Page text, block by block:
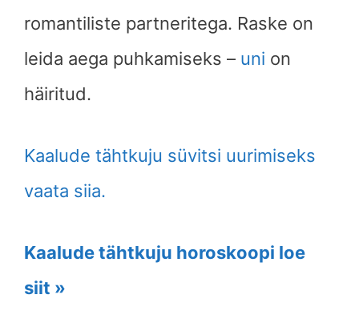
romantiliste partneritega. Raske on
leida aega puhkamiseks – uni on
häiritud.
Kaalude tähtkuju süvitsi uurimiseks
vaata siia.
Kaalude tähtkuju horoskoopi loe
siit »